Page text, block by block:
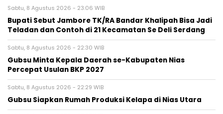
Sabtu, 8 Agustus 2026 - 23:06 WIB
Bupati Sebut Jambore TK/RA Bandar Khalipah Bisa Jadi
Teladan dan Contoh di 21 Kecamatan Se Deli Serdang
Sabtu, 8 Agustus 2026 - 22:30 WIB
Gubsu Minta Kepala Daerah se-Kabupaten Nias
Percepat Usulan BKP 2027
Sabtu, 8 Agustus 2026 - 22:29 WIB
Gubsu Siapkan Rumah Produksi Kelapa di Nias Utara